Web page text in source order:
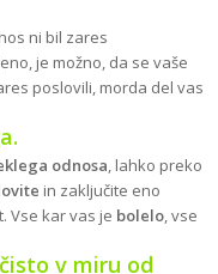
ni bil zares
je možno, da se vaše
poslovili, morda del vas
odnosa, lahko preko
in zaključite eno
Vse kar vas je bolelo, vse
čisto v miru od